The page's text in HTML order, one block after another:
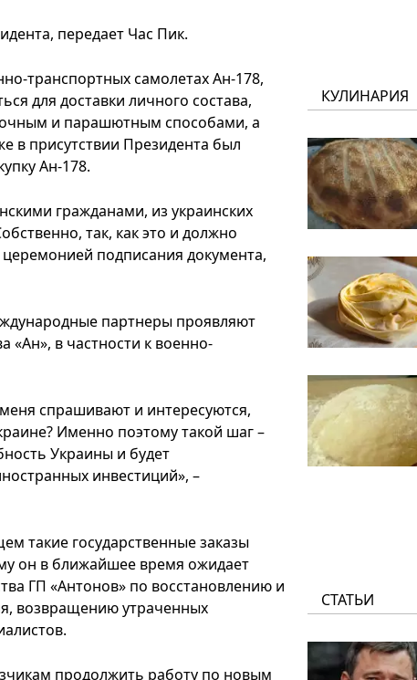
передает Час Пик.
транспортных самолетах Ан-178,
для доставки личного состава,
и парашютным способами, а
в присутствии Президента был
Ан-178.
гражданами, из украинских
так, как это и должно
церемонией подписания документа,
партнеры проявляют
«Ан», в частности к военно-
спрашивают и интересуются,
Именно поэтому такой шаг –
Украины и будет
инвестиций», –
такие государственные заказы
он в ближайшее время ожидает
ГП «Антонов» по восстановлению и
возвращению утраченных
продолжить работу по новым
КУЛИНАРИЯ
СТАТЬИ